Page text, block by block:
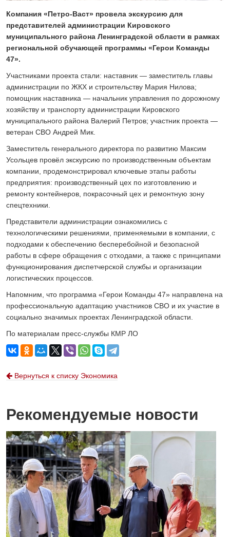
ОБЩЕСТВО
Спрашивали? Отвечаем!
04 АВГУСТА 2026
Компания «Петро-Васт» провела экскурсию для
представителей администрации Кировского
муниципального района Ленинградской области в рамках
региональной обучающей программы «Герои Команды
47».
Участниками проекта стали: наставник — заместитель главы
администрации по ЖКХ и строительству Мария Нилова;
помощник наставника — начальник управления по дорожному
хозяйству и транспорту администрации Кировского
муниципального района Валерий Петров; участник проекта —
ветеран СВО Андрей Мик.
Заместитель генерального директора по развитию Максим
Усольцев провёл экскурсию по производственным объектам
компании, продемонстрировал ключевые этапы работы
предприятия: производственный цех по изготовлению и
ремонту контейнеров, покрасочный цех и ремонтную зону
спецтехники.
Представители администрации ознакомились с
технологическими решениями, применяемыми в компании, с
подходами к обеспечению бесперебойной и безопасной
работы в сфере обращения с отходами, а также с принципами
функционирования диспетчерской службы и организации
логистических процессов.
Напомним, что программа «Герои Команды 47» направлена на
профессиональную адаптацию участников СВО и их участие в
социально значимых проектах Ленинградской области.
По материалам пресс-службы КМР ЛО
Вернуться к списку Экономика
Рекомендуемые новости